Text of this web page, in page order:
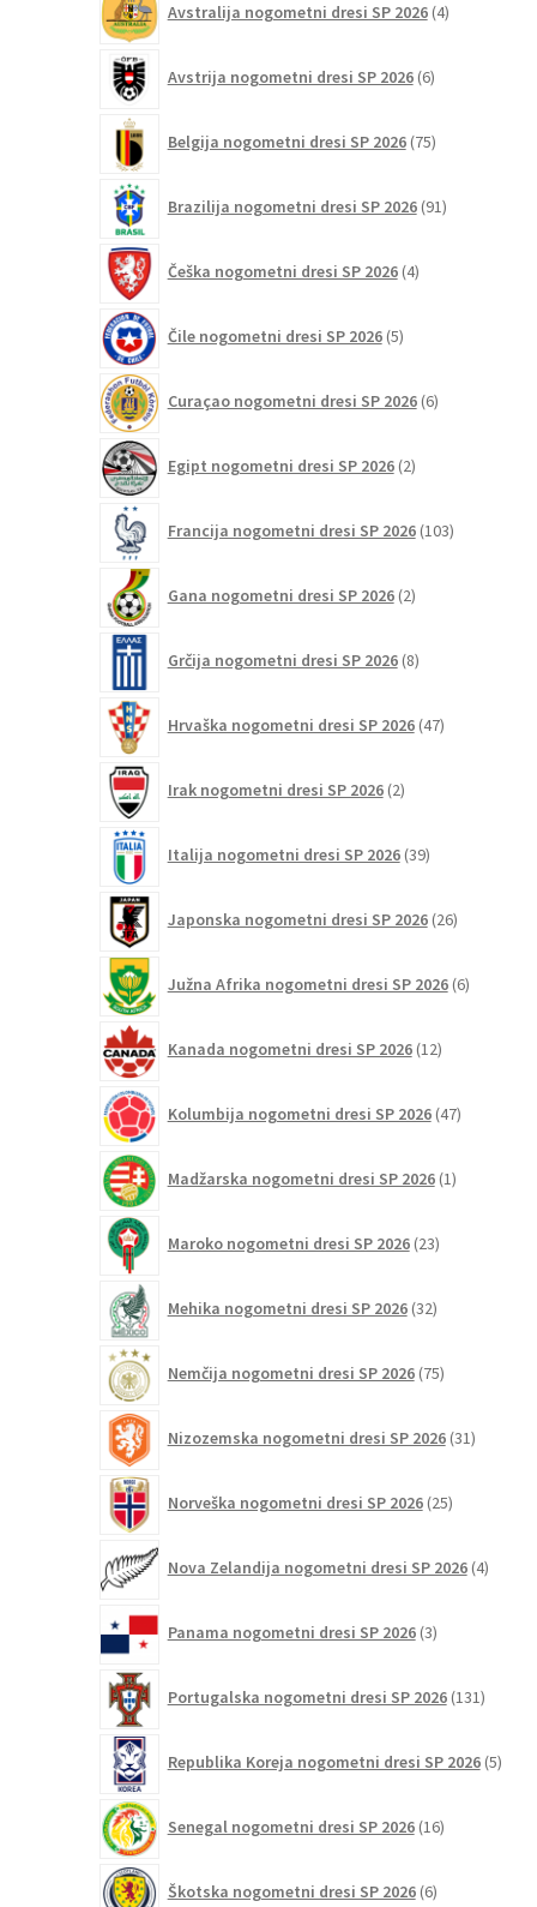
Avstralija nogometni dresi SP 2026 4izdelki
Avstrija nogometni dresi SP 2026 6izdelkov
Belgija nogometni dresi SP 2026 75izdelkov
Brazilija nogometni dresi SP 2026 91izdelkov
Češka nogometni dresi SP 2026 4izdelki
Čile nogometni dresi SP 2026 5izdelkov
Curaçao nogometni dresi SP 2026 6izdelkov
Egipt nogometni dresi SP 2026 2izdelka
Francija nogometni dresi SP 2026 103izdelki
Gana nogometni dresi SP 2026 2izdelka
Grčija nogometni dresi SP 2026 8izdelkov
Hrvaška nogometni dresi SP 2026 47izdelkov
Irak nogometni dresi SP 2026 2izdelka
Italija nogometni dresi SP 2026 39izdelkov
Japonska nogometni dresi SP 2026 26izdelkov
Južna Afrika nogometni dresi SP 2026 6izdelkov
Kanada nogometni dresi SP 2026 12izdelkov
Kolumbija nogometni dresi SP 2026 47izdelkov
Madžarska nogometni dresi SP 2026 1izdelek
Maroko nogometni dresi SP 2026 23izdelkov
Mehika nogometni dresi SP 2026 32izdelkov
Nemčija nogometni dresi SP 2026 75izdelkov
Nizozemska nogometni dresi SP 2026 31izdelkov
Norveška nogometni dresi SP 2026 25izdelkov
Nova Zelandija nogometni dresi SP 2026 4izdelki
Panama nogometni dresi SP 2026 3izdelki
Portugalska nogometni dresi SP 2026 131
Republika Koreja nogometni dresi SP 2026 5
Senegal nogometni dresi SP 2026 16izdelkov
Škotska nogometni dresi SP 2026 6izdelkov